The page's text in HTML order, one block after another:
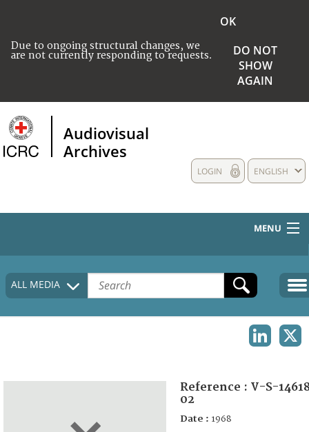
Due to ongoing structural changes, we
are not currently responding to requests.
OK
DO NOT
SHOW
AGAIN
Audiovisual
Archives
ENGLISH
LOGIN
MENU
HOME
COLLECTIONS DESCRIPTION
ALL MEDIA
Reference : V-S-
02
Date : 1968